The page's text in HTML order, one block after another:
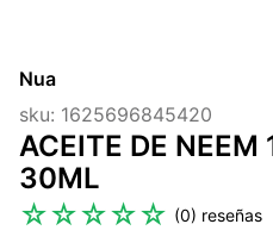
2.
3.
colageno
4.
kefir
5 .
lab nutrition
Nua
sku: 1625696845420
ACEITE DE NEEM
30ML
☆☆☆☆☆ (0)